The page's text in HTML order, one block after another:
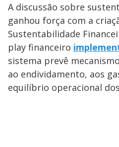
A discussão sobre
ganhou força com a
Sustentabilidade
play financeiro
sistema prevê
ao endividamento, aos
equilíbrio operacional